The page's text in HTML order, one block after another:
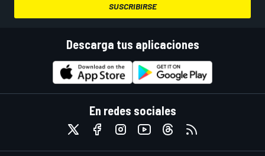
SUSCRIBIRSE
Descarga tus aplicaciones
En redes sociales